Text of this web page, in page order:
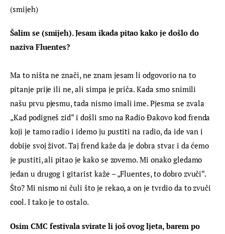
(smijeh)
Šalim se (smijeh). Jesam ikada pitao kako je došlo do
naziva Fluentes?
Ma to ništa ne znači, ne znam jesam li odgovorio na to
pitanje prije ili ne, ali simpa je priča. Kada smo snimili
našu prvu pjesmu, tada nismo imali ime. Pjesma se zvala
„Kad podigneš zid“ i došli smo na Radio Đakovo kod frenda
koji je tamo radio i idemo ju pustiti na radio, da ide van i
dobije svoj život. Taj frend kaže da je dobra stvar i da ćemo
je pustiti, ali pitao je kako se zovemo. Mi onako gledamo
jedan u drugog i gitarist kaže – „Fluentes, to dobro zvuči“.
Što? Mi nismo ni čuli što je rekao, a on je tvrdio da to zvuči
cool. I tako je to ostalo.
Osim CMC festivala svirate li još ovog ljeta, barem po